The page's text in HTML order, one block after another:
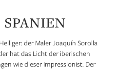
SPANIEN
der Maler Joaquín Sorolla
hat das Licht der iberischen
wie dieser Impressionist. Der